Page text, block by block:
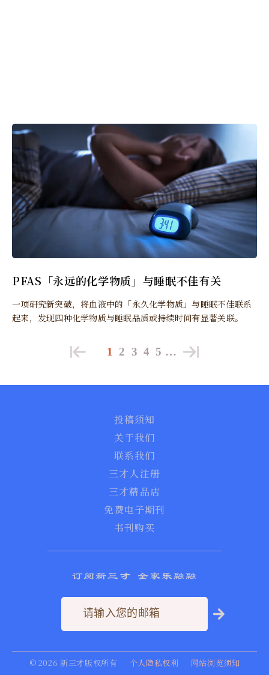
PFAS「永远的化学物质」与睡眠不佳有关
一项研究新突破，将血液中的「永久化学物质」与睡眠不佳联系
起来，发现四种化学物质与睡眠品质或持续时间有显著关联。
1 2 3 4 5 …
投稿须知
关于我们
联系我们
三才人注册
三才精品店
免费电子期刊
书刊购买
订阅新三才 全家乐融融
© 2026 新三才版权所有 个人隐私权利 网站浏览须知